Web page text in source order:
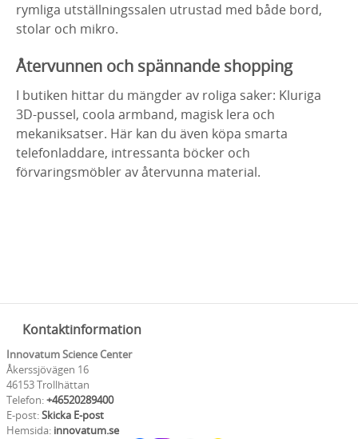
rymliga utställningssalen utrustad med både bord,
stolar och mikro.
Återvunnen och spännande shopping
I butiken hittar du mängder av roliga saker: Kluriga
3D-pussel, coola armband, magisk lera och
mekaniksatser. Här kan du även köpa smarta
telefonladdare, intressanta böcker och
förvaringsmöbler av återvunna material.
Kontaktinformation
Innovatum Science Center
Åkerssjövägen 16
46153 Trollhättan
Telefon:+46520289400
E-post:Skicka E-post
Hemsida: innovatum.se